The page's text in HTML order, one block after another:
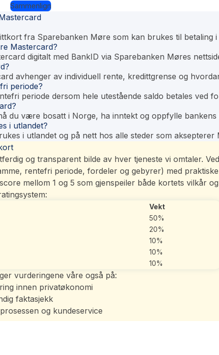
Sammenlign
fra Sparebanken Møre som kan brukes til betaling
Mastercard?
digitalt med BankID via Sparebanken Møres
avhenger av individuell rente, kredittgrense og
periode?
periode dersom hele utestående saldo betales ved
du være bosatt i Norge, ha inntekt og oppfylle bankens
i utlandet?
i utlandet og på nett hos alle steder som aksepterer
og transparent bilde av hver tjeneste vi omtaler.
rentefri periode, fordeler og gebyrer) med
mellom 1 og 5 som gjenspeiler både kortets vilkår
:
Vekt
50%
20%
10%
10%
10%
vurderingene våre også på:
innen privatøkonomi
faktasjekk
og kundeservice